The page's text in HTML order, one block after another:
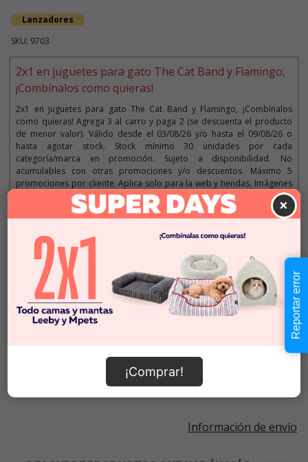
Lanzadores
SKU: 9703
2x1 en juguetes para gato The Cat Band y Flamingo,
¡Combínalos como quieras!
2x1 en juguetes para gato The Cat Band y Flamingo, ¡Combínalos
como quieras! Agrega 3 al carro y paga 2 (se descuenta el producto
de menor valor). Válido desde el 03/08/26 y/o hasta el 09/08/26 o
hasta agotar stock. Stock mínimo 30 unidades por cada
categoría/marca en promoción. Sujeto a disponibilidad. No
acumulables con otras promociones y/o descuentos. Máximo 5
promociones por cliente. Aplica solo para la web y tiendas. Imágenes
Descripción
Cantidad:
-
$2.990
En Stock
Añadir al carrito
Información de envío
×
¡Comprar!
Reportar error